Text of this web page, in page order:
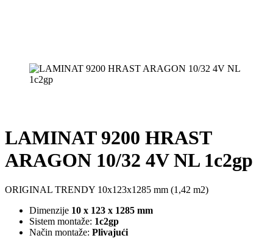
LAMINAT 9200 HRAST
ARAGON 10/32 4V NL 1c2gp
ORIGINAL TRENDY 10x123x1285 mm (1,42 m2)
Dimenzije 10 x 123 x 1285 mm
Sistem montaže: 1c2gp
Način montaže: Plivajući